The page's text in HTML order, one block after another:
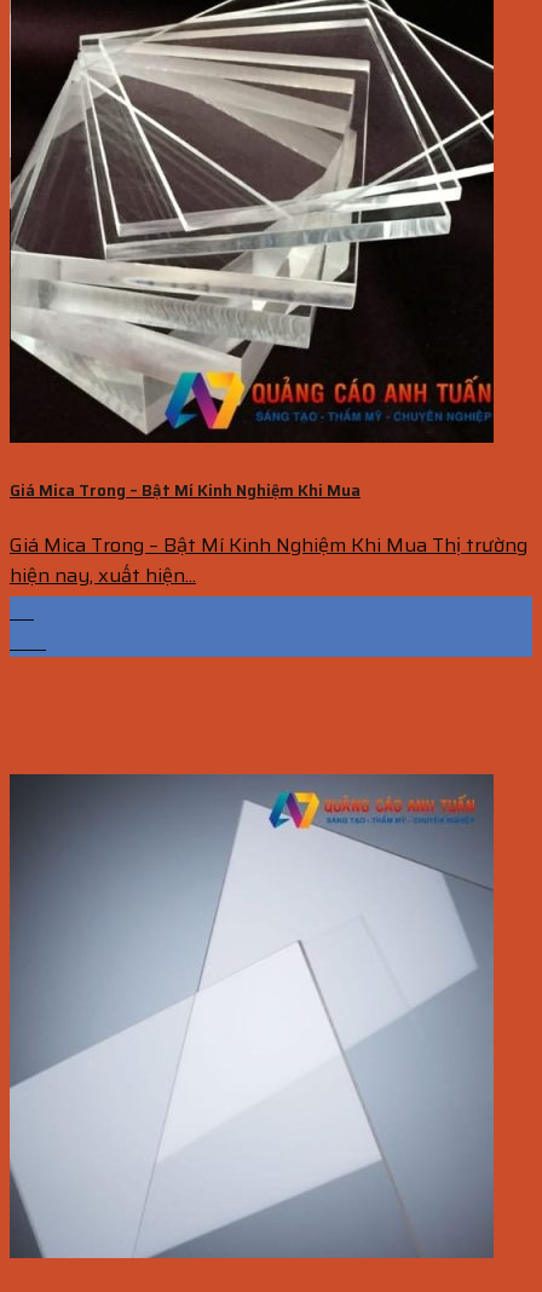
Giá Mica Trong – Bật Mí Kinh Nghiệm Khi Mua
Giá Mica Trong – Bật Mí Kinh Nghiệm Khi Mua Thị trường
hiện nay, xuất hiện...
09
Th7